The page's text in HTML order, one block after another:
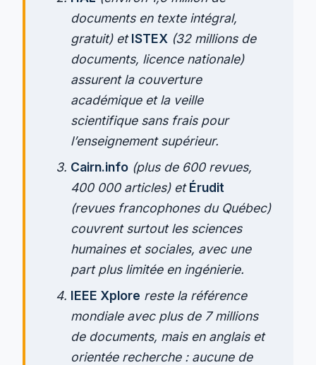
documents en texte intégral,
gratuit) etISTEX (32 millions de
documents, licence nationale)
assurent la couverture
académique et la veille
scientifique sans frais pour
l’enseignement supérieur.
Cairn.info (plus de 600 revues,
400 000 articles) etÉrudit
(revues francophones du Québec)
couvrent surtout les sciences
humaines et sociales, avec une
part plus limitée en ingénierie.
IEEE Xplore reste la référence
mondiale avec plus de 7 millions
de documents, mais en anglais et
orientée recherche : aucune de